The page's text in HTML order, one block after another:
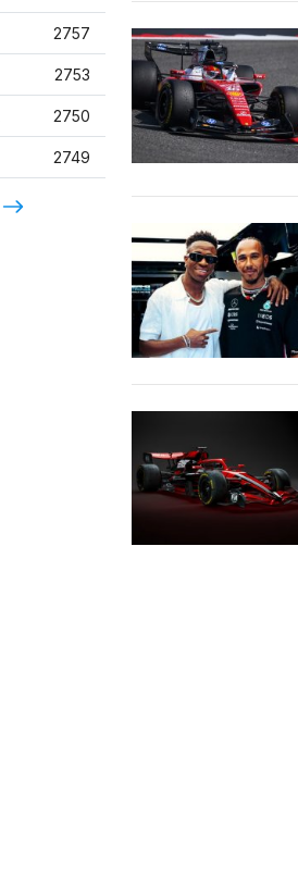
2757
2753
2750
2749